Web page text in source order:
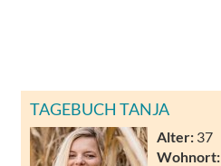
TAGEBUCH TANJA
Alter: 37
Wohnort: